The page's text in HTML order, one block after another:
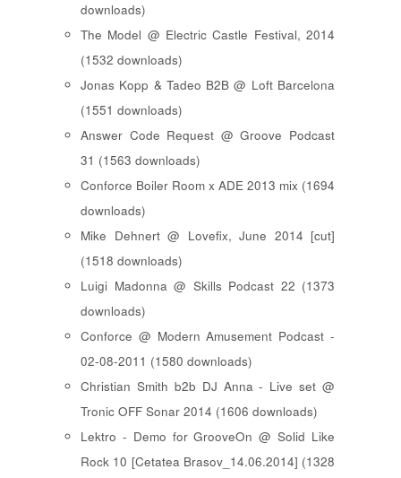
downloads)
The Model @ Electric Castle Festival, 2014
(1532 downloads)
Jonas Kopp & Tadeo B2B @ Loft Barcelona
(1551 downloads)
Answer Code Request @ Groove Podcast
31 (1563 downloads)
Conforce Boiler Room x ADE 2013 mix (1694
downloads)
Mike Dehnert @ Lovefix, June 2014 [cut]
(1518 downloads)
Luigi Madonna @ Skills Podcast 22 (1373
downloads)
Conforce @ Modern Amusement Podcast -
02-08-2011 (1580 downloads)
Christian Smith b2b DJ Anna - Live set @
Tronic OFF Sonar 2014 (1606 downloads)
Lektro - Demo for GrooveOn @ Solid Like
Rock 10 [ Cetatea Brasov_14.06.2014 ] (1328